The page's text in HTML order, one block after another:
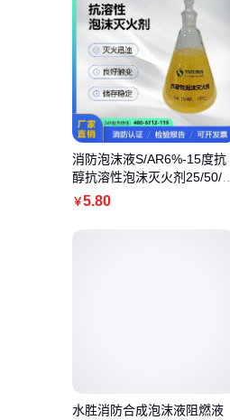
消防泡沫液S/AR6%-15度抗
醇抗溶性泡沫灭火剂25/50/20
0/1000KG
￥5.80
水胜消防合成泡沫液阻燃液